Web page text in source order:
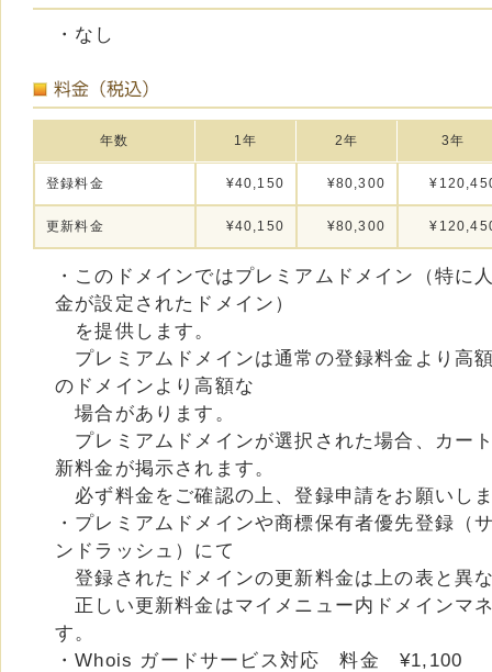
・なし
年数 1年 2年 3年
登録料金 ¥40,150 ¥80,300
更新料金 ¥40,150 ¥80,300
・このドメインではプレミアムドメイン（特に
金が設定されたドメイン）
を提供します。
プレミアムドメインは通常の登録料金より高
のドメインより高額な
場合があります。
プレミアムドメインが選択された場合、カー
新料金が掲示されます。
必ず料金をご確認の上、登録申請をお願いし
・プレミアムドメインや商標保有者優先登録（
ンドラッシュ）にて
登録されたドメインの更新料金は上の表と異
正しい更新料金はマイメニュー内ドメインマ
す。
・Whois ガードサービス対応 料金 ¥1,100